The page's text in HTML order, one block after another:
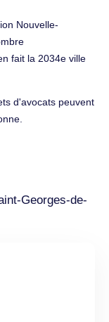
Nouvelle-
fait la 2034e ville
d'avocats peuvent
Georges-de-